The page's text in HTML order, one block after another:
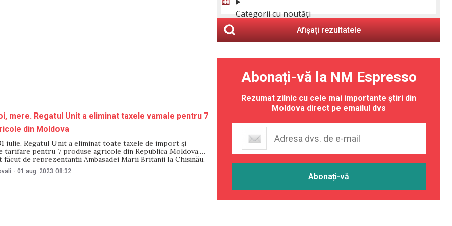
mere. Regatul Unit a eliminat taxele vamale pentru 7
din Moldova
iulie, Regatul Unit a eliminat toate taxele de import și
tarifare pentru 7 produse agricole din Republica Moldova.
făcut de reprezentanții Ambasadei Marii Britanii la Chișinău.
adăugat că măsura face parte din acordul semnat în mai 2023 și
- 01 aug. 2023 08:32
Categorii cu noutăți
Afișați rezultatele
Abonați-vă la NM Espresso
Rezumat zilnic cu cele mai importante știri din
Moldova direct pe emailul dvs